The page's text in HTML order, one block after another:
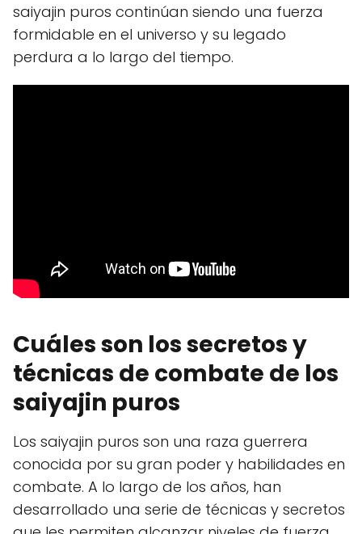
saiyajin puros continúan siendo una fuerza
formidable en el universo y su legado
perdura a lo largo del tiempo.
Cuáles son los secretos y
técnicas de combate de los
saiyajin puros
Los saiyajin puros son una raza guerrera
conocida por su gran poder y habilidades en
combate. A lo largo de los años, han
desarrollado una serie de técnicas y secretos